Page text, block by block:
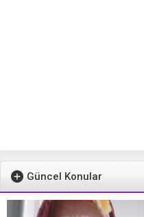
Güncel Konular